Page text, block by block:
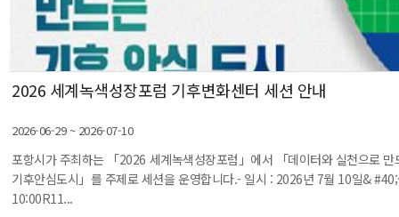
2026 세계녹색성장포럼 기후변화센터 세션 안내
2026-06-29 ~ 2026-07-10
포항시가 주최하는 「2026 세계녹색성장포럼」에서 「데이터와 실천으로 만
기후안심도시」를 주제로 세션을 운영합니다.- 일시 : 2026년 7월 10일&
10:00R11...